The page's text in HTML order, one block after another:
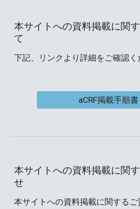
本サイトへの資料掲載に関
て
下記、リンクより詳細をご確認く
aCRF掲載手順書
本サイトへの資料掲載に関
せ
本サイトへの資料掲載に関する